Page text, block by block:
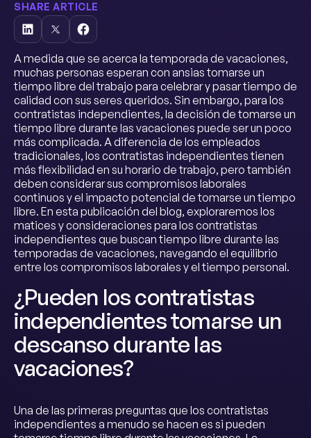
SHARE ARTICLE
A medida que se acerca la temporada de vacaciones,
muchas personas esperan con ansias tomarse un
tiempo libre del trabajo para celebrar y pasar tiempo de
calidad con sus seres queridos. Sin embargo, para los
contratistas independientes, la decisión de tomarse un
tiempo libre durante las vacaciones puede ser un poco
más complicada. A diferencia de los empleados
tradicionales, los contratistas independientes tienen
más flexibilidad en su horario de trabajo, pero también
deben considerar sus compromisos laborales
continuos y el impacto potencial de tomarse un tiempo
libre. En esta publicación del blog, exploraremos los
matices y consideraciones para los contratistas
independientes que buscan tiempo libre durante las
temporadas de vacaciones, navegando el equilibrio
entre los compromisos laborales y el tiempo personal.
¿Pueden los contratistas
independientes tomarse un
descanso durante las
vacaciones?
Una de las primeras preguntas que los contratistas
independientes a menudo se hacen es si pueden